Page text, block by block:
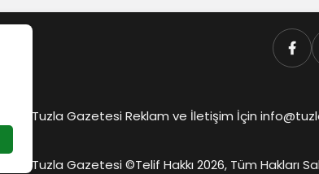
Tuzla Gazetesi Reklam ve İletişim İçin
Tuzla Gazetesi ©Telif Hakkı 2026, Tüm Hakları